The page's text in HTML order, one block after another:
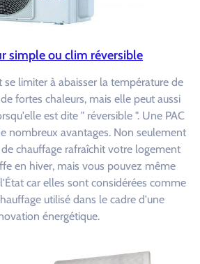
simple ou clim réversible
se limiter à abaisser la température de
fortes chaleurs, mais elle peut aussi
est dite " réversible ". Une PAC
nombreux avantages. Non seulement
chauffage rafraîchit votre logement
en hiver, mais vous pouvez même
car elles sont considérées comme
utilisé dans le cadre d'une
énergétique.